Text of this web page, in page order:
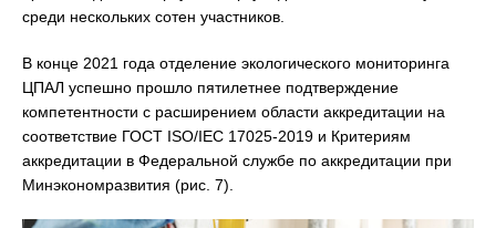
среди нескольких сотен участников.
В конце 2021 года отделение экологического мониторинга
ЦПАЛ успешно прошло пятилетнее подтверждение
компетентности с расширением области аккредитации на
соответствие ГОСТ ISO/IEC 17025-2019 и Критериям
аккредитации в Федеральной службе по аккредитации при
Минэкономразвития (рис. 7).